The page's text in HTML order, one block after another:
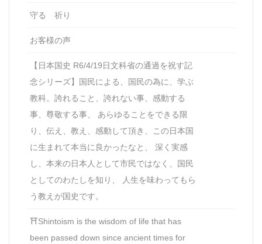
守る 祈り
お客様の声
【日本国史 R6/4/19日文科省の通過を祝す記
念シリーズ】国民による、国民の為に、学ぶ
教科。誇れること、誇れない事、感動する
事、尊敬する事、 あらゆることをできる限
り、伝え、教え、感動して頂き、この日本国
に生まれて本当に良かったなと、 深く実感
し、本来の日本人として市民ではなく、国民
としてのわたしを知り、 人生を味わってもら
う教えが国史です。
⛩Shintoism is the wisdom of life that has
been passed down since ancient times for